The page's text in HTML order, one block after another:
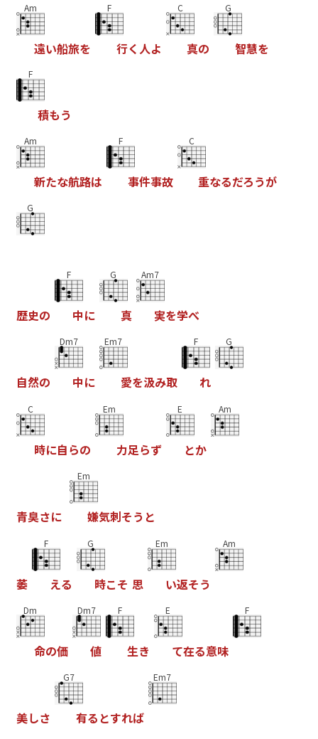
Am
遠い船旅を
F
行く 人よ
C
真の
G
智慧を
F
積もう
Am
新たな航路は
F
事件事故
C
重なるだろうが
G
歴史の
F
中に
G
真
Am7
実を学べ
自然の
Dm7
中に
Em7
愛を汲み取
F
れ
G
C
時に自らの
Em
力足らず
E
とか
Am
青臭さに
Em
嫌気刺そう と
萎
F
える
G
時こそ 思
Em
い返そう
Am
Dm
命の価
Dm7
値
F
生き
E
て在る意味
F
美しさ
G7
有る とすれば
Em7